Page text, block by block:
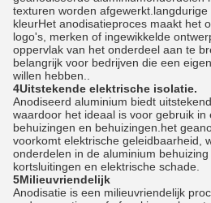
texturen worden
kleurHet anodisatieproces maakt het
logo's, merken of ingewikkelde
oppervlak van het onderdeel aan te
belangrijk voor bedrijven die een
willen hebben..
4Uitstekende elektrische isolatie.
Anodiseerd aluminium biedt
waardoor het ideaal is voor gebruik in
behuizingen en behuizingen.het
voorkomt elektrische geleidbaarheid,
onderdelen in de aluminium
kortsluitingen en elektrische schade.
5Milieuvriendelijk
Anodisatie is een milieuvriendelijk